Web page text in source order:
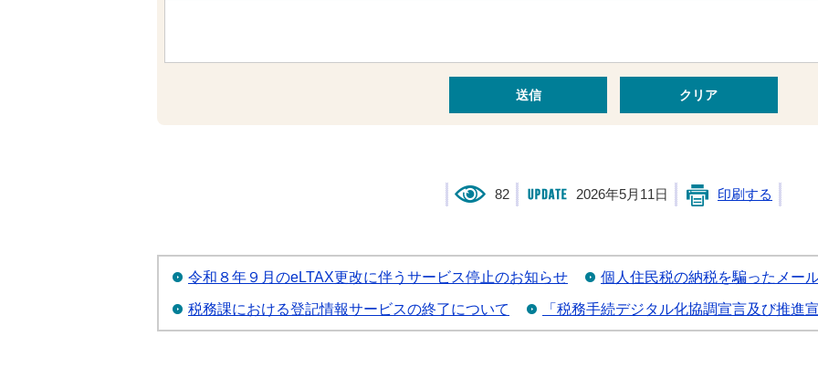
82 2026年5月11日 印刷する
令和８年９月のeLTAX更改に伴うサービス停止のお知らせ 個人住民税の納税を騙ったメー
税務課における登記情報サービスの終了について 「税務手続デジタル化協調宣言及び推進